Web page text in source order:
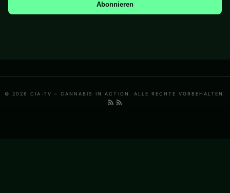
Abonnieren
© 2026 CIA-TV – CANNABIS IN ACTION. ALLE RECHTE VORBEHALTEN.